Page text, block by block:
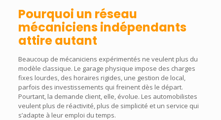
Pourquoi un réseau
mécaniciens indépendants
attire autant
Beaucoup de mécaniciens expérimentés ne veulent plus du
modèle classique. Le garage physique impose des charges
fixes lourdes, des horaires rigides, une gestion de local,
parfois des investissements qui freinent dès le départ.
Pourtant, la demande client, elle, évolue. Les automobilistes
veulent plus de réactivité, plus de simplicité et un service qui
s’adapte à leur emploi du temps.